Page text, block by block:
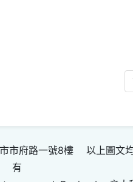
市府路一號8樓 以上圖文
有